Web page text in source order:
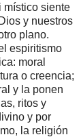
místico siente
y nuestros
plano.
espiritismo
moral
o creencia;
y la ponen
ritos y
y por
la religión